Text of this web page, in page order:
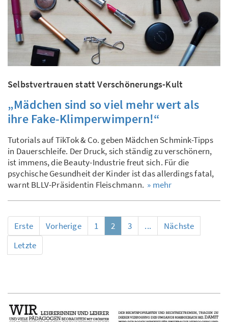
Selbstvertrauen statt Verschönerungs-Kult
„Mädchen sind so viel mehr wert als
ihre Fake-Klimperwimpern!“
Tutorials auf TikTok & Co. geben Mädchen Schmink-Tipps
in Dauerschleife. Der Druck, sich ständig zu verschönern,
ist immens, die Beauty-Industrie freut sich. Für die
psychische Gesundheit der Kinder ist das allerdings fatal,
warnt BLLV-Präsidentin Fleischmann. » mehr
Erste Vorherige 1 2 3 ...
Nächste
Letzte